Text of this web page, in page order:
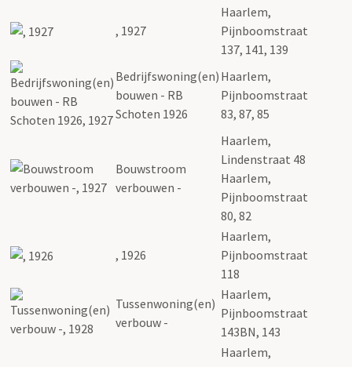
, 1927
Haarlem,
Pijnboomstraat
137, 141, 139
Bedrijfswoning(en)
bouwen - RB
Schoten 1926
Haarlem,
Pijnboomstraat
83, 87, 85
Bouwstroom
verbouwen -
Haarlem,
Lindenstraat 48
Haarlem,
Pijnboomstraat
80, 82
, 1926
Haarlem,
Pijnboomstraat
118
Tussenwoning(en)
verbouw -
Haarlem,
Pijnboomstraat
143BN, 143
Haarlem,